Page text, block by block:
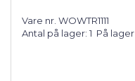
Vare nr. WOWTR1111
Antal på lager: 1 På lager